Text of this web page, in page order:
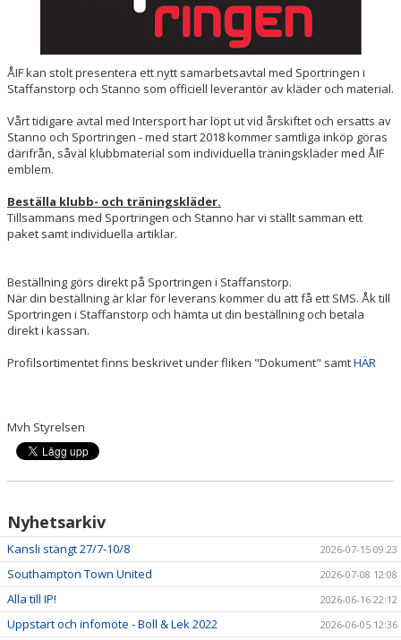
ÅIF kan stolt presentera ett nytt samarbetsavtal med Sportringen i
Staffanstorp och Stanno som officiell leverantör av kläder och material.
Vårt tidigare avtal med Intersport har löpt ut vid årskiftet och ersatts av
Stanno och Sportringen - med start 2018 kommer samtliga inköp göras
därifrån, såväl klubbmaterial som individuella träningskläder med ÅIF
emblem.
Beställa klubb- och träningskläder.
Tillsammans med Sportringen och Stanno har vi ställt samman ett
paket samt individuella artiklar.
Beställning görs direkt på Sportringen i Staffanstorp.
När din beställning är klar för leverans kommer du att få ett SMS. Åk till
Sportringen i Staffanstorp och hämta ut din beställning och betala
direkt i kassan.
Profilsortimentet finns beskrivet under fliken "Dokument" samtHÄR
Mvh Styrelsen
Nyhetsarkiv
Kansli stängt 27/7-10/8 2026-07-15 09:23
Southampton Town United 2026-07-08 12:08
Alla till IP! 2026-06-16 22:12
Uppstart och infomöte - Boll & Lek 2022 2026-06-05 12:36